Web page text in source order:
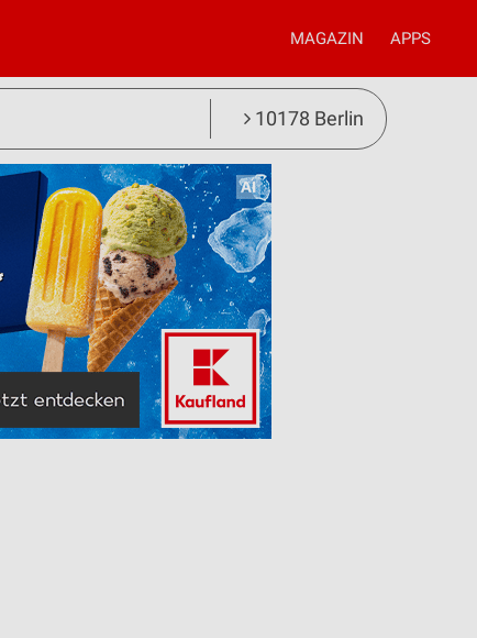
MAGAZIN APPS
10178 Berlin